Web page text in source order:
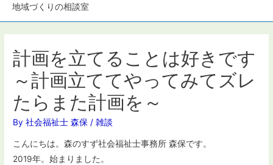
地域づくりの相談室
ニ
ュ
計画を立てることは好きです
～計画立ててやってみてズレ
たらまた計画を～
By社会福祉士 森保 /雑談
こんにちは。森のすず社会福祉士事務所 森保です。
2019年。始まりました。